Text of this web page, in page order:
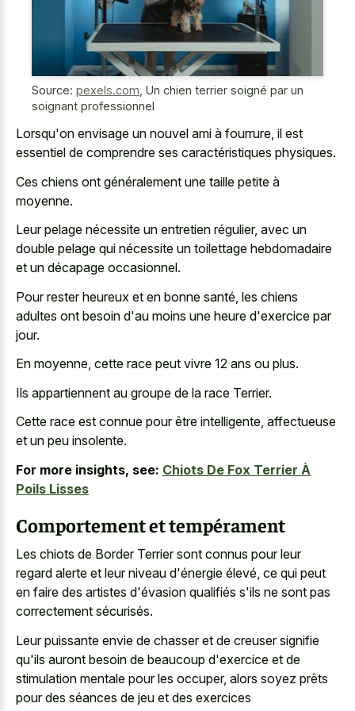
Source: pexels.com Un chien terrier soigné par un
soignant professionnel
Lorsqu'on envisage un nouvel ami à fourrure, il est
essentiel de comprendre ses caractéristiques physiques.
Ces chiens ont généralement une taille petite à
moyenne.
Leur pelage nécessite un entretien régulier, avec un
double pelage qui nécessite un toilettage hebdomadaire
et un décapage occasionnel.
Pour rester heureux et en bonne santé, les chiens
adultes ont besoin d'au moins une heure d'exercice par
jour.
En moyenne, cette race peut vivre 12 ans ou plus.
Ils appartiennent au groupe de la race Terrier.
Cette race est connue pour être intelligente, affectueuse
et un peu insolente.
For more insights, see: Chiots De Fox Terrier À
Poils Lisses
Comportement et tempérament
Les chiots de Border Terrier sont connus pour leur
regard alerte et leur niveau d'énergie élevé, ce qui peut
en faire des artistes d'évasion qualifiés s'ils ne sont pas
correctement sécurisés.
Leur puissante envie de chasser et de creuser signifie
qu'ils auront besoin de beaucoup d'exercice et de
stimulation mentale pour les occuper, alors soyez prêts
pour des séances de jeu et des exercices